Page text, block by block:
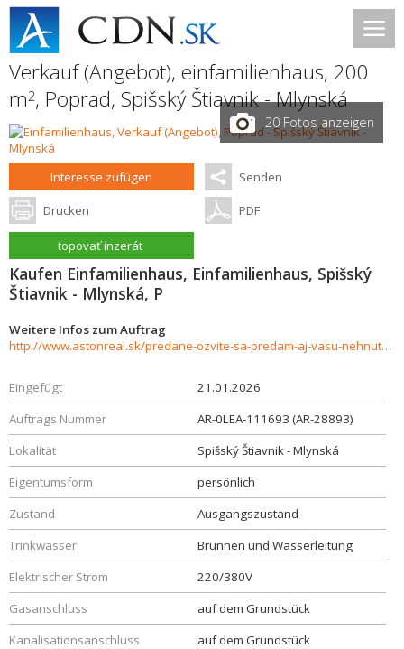
Verkauf (Angebot), einfamilienhaus, 200
m2, Poprad, Spišský Štiavnik - Mlynská
20 Fotos anzeigen
Interesse zufügen Senden
Drucken PDF
topovať inzerát
Kaufen Einfamilienhaus, Einfamilienhaus, Spišský
Štiavnik - Mlynská, P
Weitere Infos zum Auftrag
http://www.astonreal.sk/predane-ozvite-sa-predam-aj-vasu-nehnutelnost-840651
Eingefügt
21.01.2026
Auftrags Nummer
AR-0LEA-111693 (AR-28893)
Lokalität
Spišský Štiavnik - Mlynská
Eigentumsform
persönlich
Zustand
Ausgangszustand
Trinkwasser
Brunnen und Wasserleitung
Elektrischer Strom
220/380V
Gasanschluss
auf dem Grundstück
Kanalisationsanschluss
auf dem Grundstück